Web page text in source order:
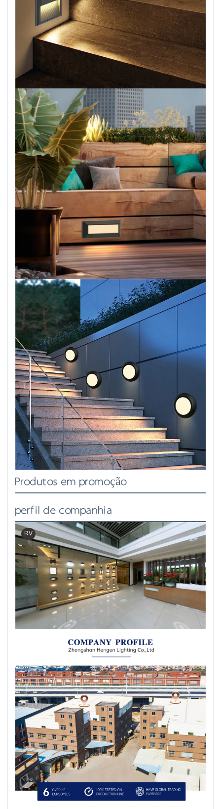
Produtos em promoção
perfil de companhia
RV